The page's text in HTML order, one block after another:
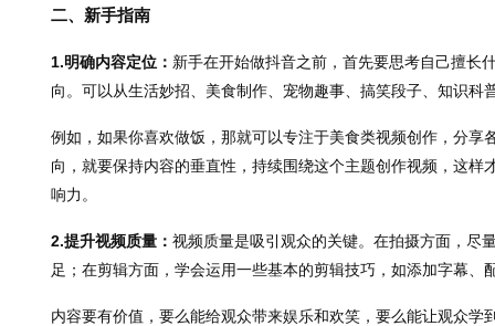
二、新手指南
1.明确内容定位： 新手在开始做抖音之前，首先要思考自己擅长
向。可以从生活妙招、美食制作、宠物趣事、搞笑段子、知识科
例如，如果你喜欢做饭，那就可以专注于美食类视频创作，分享
向，就要保持内容的垂直性，持续围绕这个主题创作视频，这
响力。
2.提升视频质量： 视频质量是吸引观众的关键。在拍摄方面，尽
足；在剪辑方面，学会运用一些基本的剪辑技巧，如添加字幕
内容要有价值，要么能给观众带来娱乐和欢笑，要么能让观众学